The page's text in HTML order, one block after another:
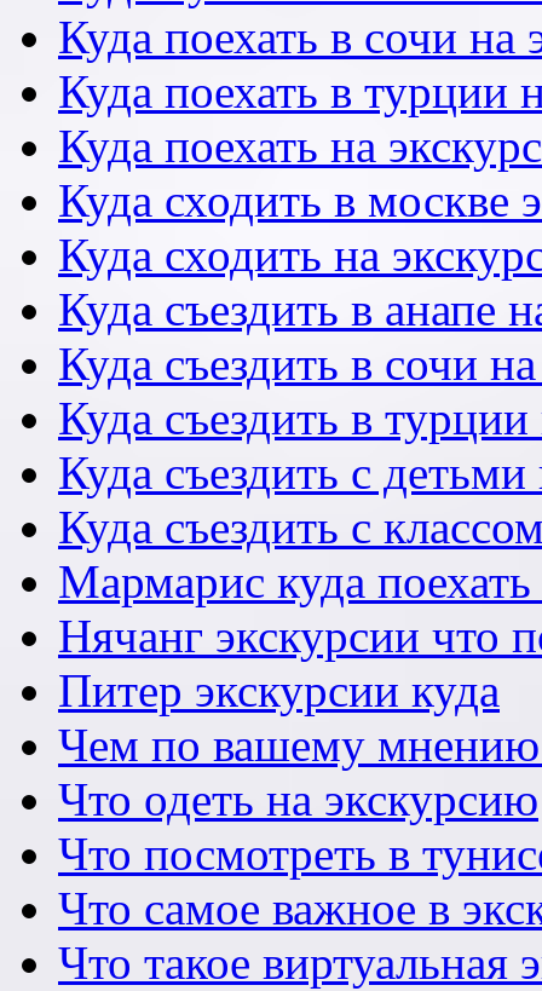
Куда поехать в сочи на
Куда поехать в турции
Куда поехать на
Куда сходить в москве
Куда сходить на
Куда съездить в анапе
Куда съездить в сочи
Куда съездить в
Куда съездить с
Куда съездить с
Мармарис куда
Нячанг экскурсии что
Питер экскурсии куда
Чем по вашему мнению
Что одеть на экскурсию
Что посмотреть в
Что самое важное в
Что такое виртуальная